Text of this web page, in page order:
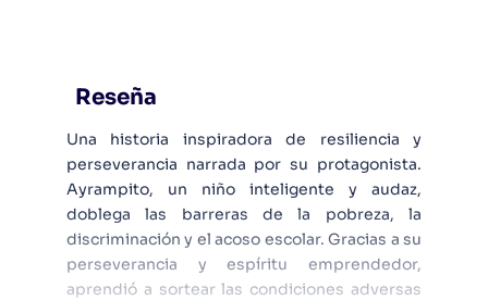
Reseña
Una historia inspiradora de resiliencia y
perseverancia narrada por su protagonista.
Ayrampito, un niño inteligente y audaz,
doblega las barreras de la pobreza, la
discriminación y el acoso escolar. Gracias a su
perseverancia y espíritu emprendedor,
aprendió a sortear las condiciones adversas